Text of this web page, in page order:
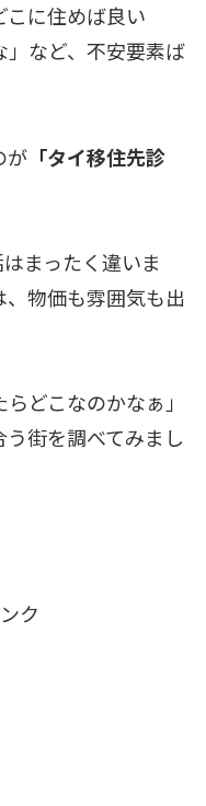
こに住めば良い
など、不安要素ば
が 「タイ移住先診
まったく違いま
物価も雰囲気も出
どこなのかなぁ」
街を調べてみまし
ク